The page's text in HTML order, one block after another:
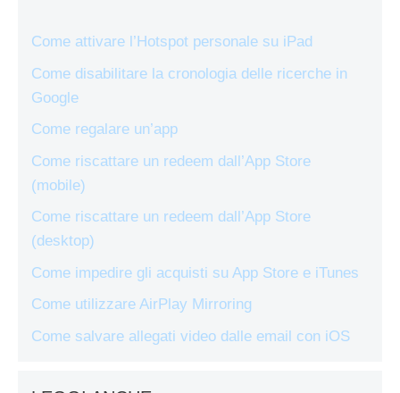
Come attivare l’Hotspot personale su iPad
Come disabilitare la cronologia delle ricerche in
Google
Come regalare un’app
Come riscattare un redeem dall’App Store
(mobile)
Come riscattare un redeem dall’App Store
(desktop)
Come impedire gli acquisti su App Store e iTunes
Come utilizzare AirPlay Mirroring
Come salvare allegati video dalle email con iOS